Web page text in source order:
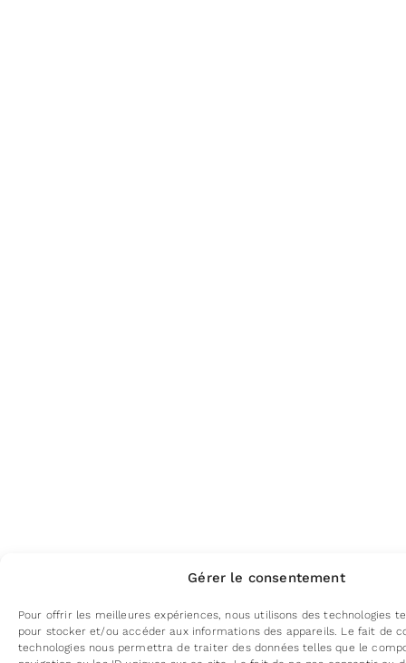
Gérer le consentement
Pour offrir les meilleures expériences, nous utilisons des technologies
pour stocker et/ou accéder aux informations des appareils. Le fait de
technologies nous permettra de traiter des données telles que le